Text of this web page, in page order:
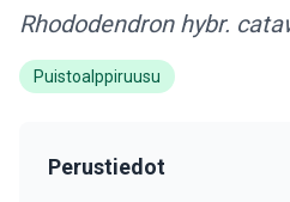
Rhododendron hybr.
Puistoalppiruusu
Perustiedot